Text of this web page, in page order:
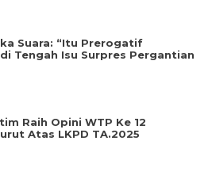
Suara: “Itu Prerogatif
Tengah Isu Surpres Pergantian
Raih Opini WTP Ke 12
Atas LKPD TA.2025